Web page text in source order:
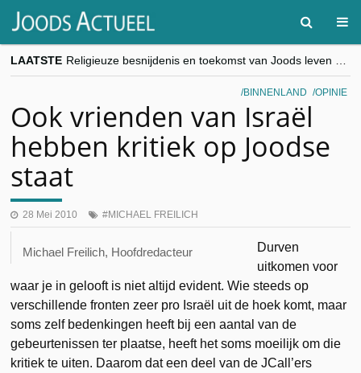
LAATSTE
“Besnijdenisdebat toont hoe moeilijk seculiere Westen minderheden begrijpt”, Jinnih Beels (Vooruit)
CITYTRIP | ROEMENIË – Boekarest: de verrassing van Oost-Europa
BINNENLAND OPINIE
Ook vrienden van Israël
hebben kritiek op Joodse
staat
28 Mei 2010 MICHAEL FREILICH
Michael Freilich, Hoofdredacteur
Durven
uitkomen voor
waar je in gelooft is niet altijd evident. Wie steeds op
verschillende fronten zeer pro Israël uit de hoek komt, maar
soms zelf bedenkingen heeft bij een aantal van de
gebeurtenissen ter plaatse, heeft het soms moeilijk om die
kritiek te uiten. Daarom dat een deel van de JCall’ers